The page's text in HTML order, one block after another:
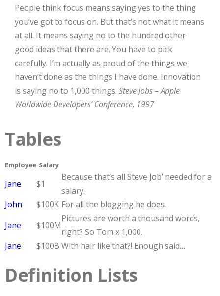
People think focus means saying yes to the thing
you’ve got to focus on. But that’s not what it means
at all. It means saying no to the hundred other
good ideas that there are. You have to pick
carefully. I’m actually as proud of the things we
haven’t done as the things I have done. Innovation
is saying no to 1,000 things. Steve Jobs – Apple
Worldwide Developers’ Conference, 1997
Tables
Employee Salary
Jane $1
Because that’s all Steve Job’ needed for a
salary.
John
$100K For all the blogging he does.
Jane
$100M
Pictures are worth a thousand words,
right? So Tom x 1,000.
Jane
$100B With hair like that?! Enough said…
Definition Lists